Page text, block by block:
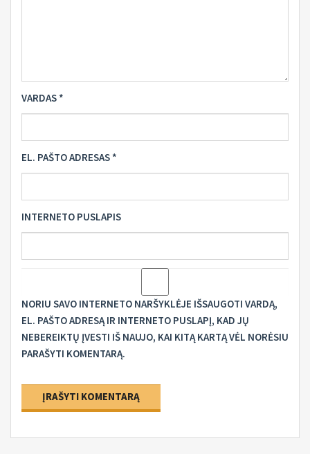
VARDAS *
EL. PAŠTO ADRESAS *
INTERNETO PUSLAPIS
NORIU SAVO INTERNETO NARŠYKLĖJE IŠSAUGOTI VARDĄ,
EL. PAŠTO ADRESĄ IR INTERNETO PUSLAPĮ, KAD JŲ
NEBEREIKTŲ ĮVESTI IŠ NAUJO, KAI KITĄ KARTĄ VĖL NORĖSIU
PARAŠYTI KOMENTARĄ.